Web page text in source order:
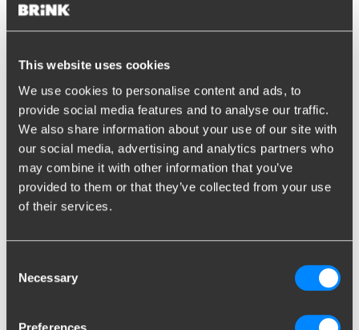
This website uses cookies
We use cookies to personalise content and ads, to
provide social media features and to analyse our traffic.
We also share information about your use of our site with
our social media, advertising and analytics partners who
may combine it with other information that you’ve
provided to them or that they’ve collected from your use
of their services.
Selection
Necessary
Preferences
pour votre voiture
Recherche par véhicule
Marque
Tapez ou sélectionnez la marque...
Tapez ou sélectionnez le modèle...
Entrez ou sélectionnez l'année...